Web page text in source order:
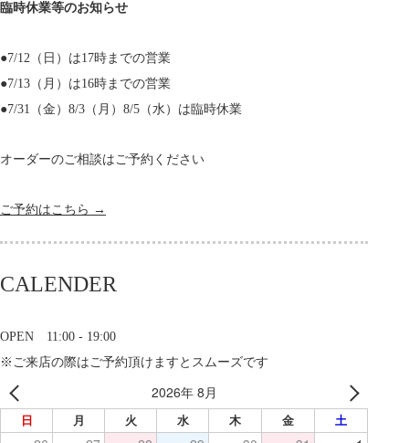
臨時休業等のお知らせ
●7/12（日）は17時までの営業
●7/13（月）は16時までの営業
●7/31（金）8/3（月）8/5（水）は臨時休業
オーダーのご相談はご予約ください
ご予約はこちら →
CALENDER
OPEN 11:00 - 19:00
※ご来店の際はご予約頂けますとスムーズです
2026年 8月
日 月 火 水 木 金 土